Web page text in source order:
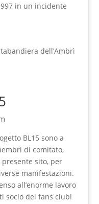
in un incidente
dell’Ambrì
BL15 sono a
di comitato,
sito, per
manifestazioni.
all’enorme lavoro
socio del fans club!